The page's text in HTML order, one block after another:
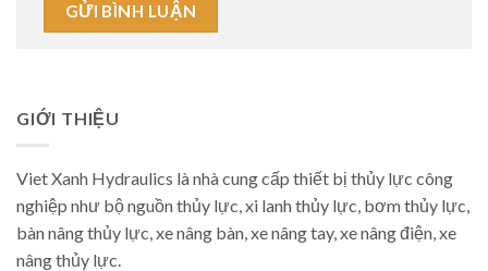
GIỚI THIỆU
Viet Xanh Hydraulics là nhà cung cấp thiết bị thủy lực công
nghiệp như bộ nguồn thủy lực, xi lanh thủy lực, bơm thủy lực,
bàn nâng thủy lực, xe nâng bàn, xe nâng tay, xe nâng điện, xe
nâng thủy lực.